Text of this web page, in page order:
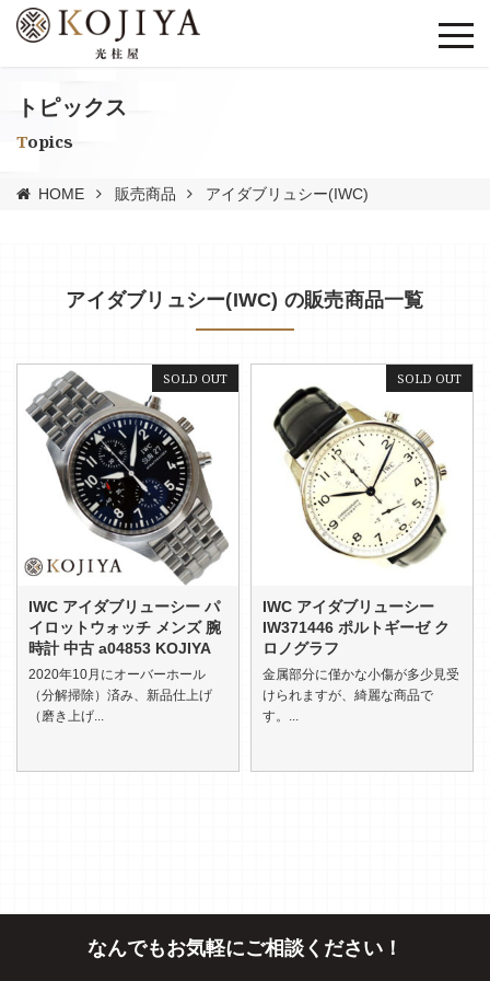
トピックス
Topics
HOME 販売商品 アイダブリュシー(IWC)
アイダブリュシー(IWC) の販売商品一覧
SOLD OUT
IWC アイダブリューシー パ
イロットウォッチ メンズ 腕
時計 中古 a04853 KOJIYA
2020年10月にオーバーホール
（分解掃除）済み、新品仕上げ
（磨き上げ...
SOLD OUT
IWC アイダブリューシー
IW371446 ポルトギーゼ ク
ロノグラフ
金属部分に僅かな小傷が多少見受
けられますが、綺麗な商品で
す。...
なんでもお気軽にご相談ください！